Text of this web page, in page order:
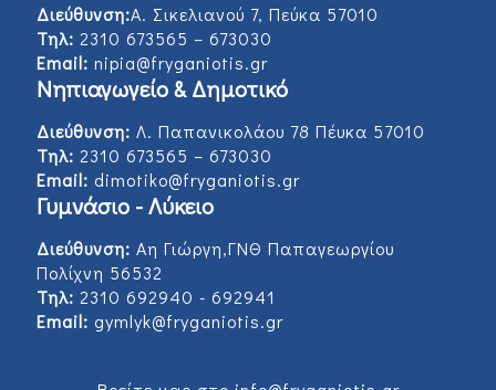
Διεύθυνση:Α. Σικελιανού 7, Πεύκα 57010
Τηλ: 2310 673565 – 673030
Email: nipia@fryganiotis.gr
Νηπιαγωγείο & Δημοτικό
Διεύθυνση: Λ. Παπανικολάου 78 Πέυκα 57010
Τηλ: 2310 673565 – 673030
Email: dimotiko@fryganiotis.gr
Γυμνάσιο - Λύκειο
Διεύθυνση: Αη Γιώργη,ΓΝΘ Παπαγεωργίου
Πολίχνη 56532
Τηλ: 2310 692940 - 692941
Email: gymlyk@fryganiotis.gr